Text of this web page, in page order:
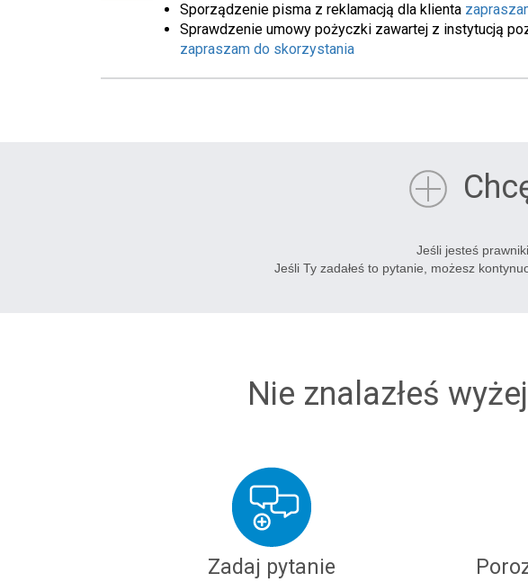
Sporządzenie pisma z reklamacją dla klienta
Sprawdzenie umowy pożyczki zawartej z instytucją
zapraszam do skorzystania
Jeśli jesteś
Jeśli Ty zadałeś to pytanie, możesz
Nie znalazłeś
Zadaj pytanie